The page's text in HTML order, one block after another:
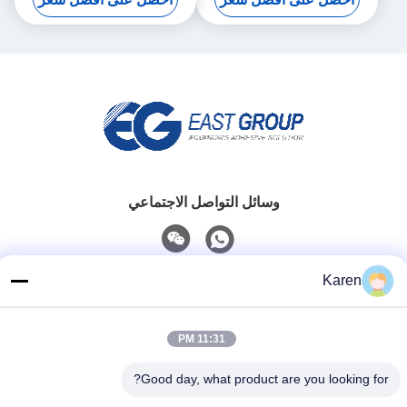
وسائل التواصل الاجتماعي
+86-18912490312
بريد إلكتروني
Karen
11:31 PM
Good day, what product are you looking for?